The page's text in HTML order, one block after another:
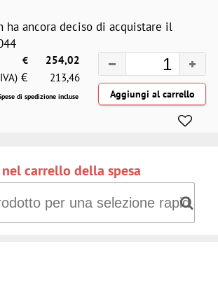
ha ancora deciso di acquistare il
€
254,02
€ 213,46
di spedizione incluse
carrello della spesa